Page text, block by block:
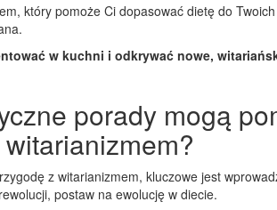
który pomoże Ci dopasować dietę do
w kuchni i odkrywać nowe,
porady mogą
z witarianizmem, kluczowe jest
postaw na ewolucję w diecie.